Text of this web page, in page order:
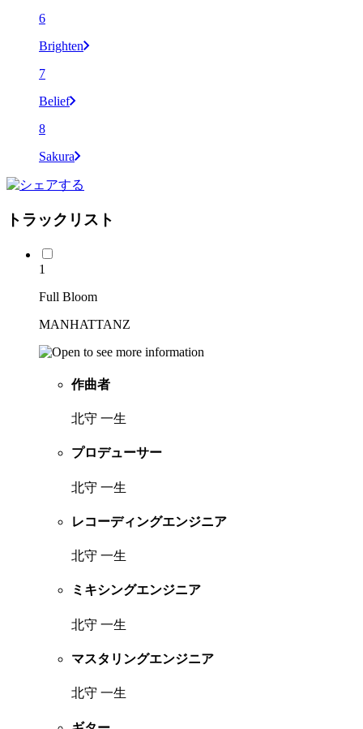
6
Brighten
7
Belief
8
Sakura
トラックリスト
1
Full Bloom
MANHATTANZ
作曲者
北守 一生
プロデューサー
北守 一生
レコーディングエンジニア
北守 一生
ミキシングエンジニア
北守 一生
マスタリングエンジニア
北守 一生